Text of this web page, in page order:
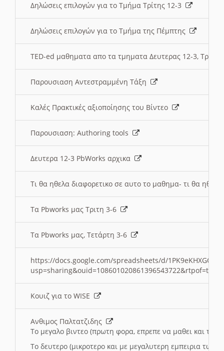
Δηλώσεις επιλογών για το Τμήμα Τρίτης 12-3
Δηλώσεις επιλογών για το Τμήμα της Πέμπτης
TED-ed μαθηματα απο τα τμηματα Δευτερας 12-3,
Παρουσιαση Αντεστραμμένη Τάξη
Καλές Πρακτικές αξιοποίησης του Βίντεο
Παρουσιαση: Authoring tools
Δευτερα 12-3 PbWorks αρχικα
Τι θα ηθελα διαφορετικο σε αυτο το μαθημα- τι θα
Τα Pbworks μας Τριτη 3-6
Τα Pbworks μας, Τετάρτη 3-6
https://docs.google.com/spreadsheets/d/
Κουιζ για το WISE
Ανθιμος Παλτατζιδης
Το μεγαλο βιντεο (πρωτη φορα, επρεπε να μαθει και το
Το δευτερο (μικροτερο και με μεγαλυτερη εμπειρια